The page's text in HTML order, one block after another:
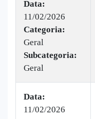
Data:
11/02/2026
Categoria:
Geral
Subcategoria:
Geral
Data:
11/02/2026